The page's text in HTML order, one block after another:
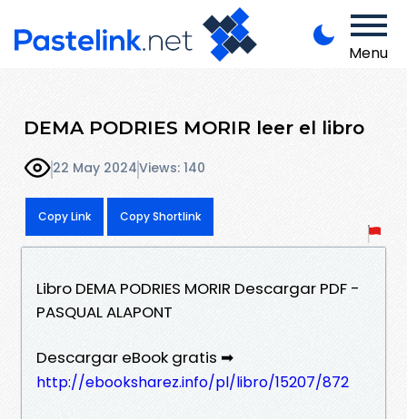
Menu
DEMA PODRIES MORIR leer el libro
22 May 2024Views: 140
Copy Link Copy Shortlink
Libro DEMA PODRIES MORIR Descargar PDF -
PASQUAL ALAPONT
Descargar eBook gratis ➡
http://ebooksharez.info/pl/libro/15207/872